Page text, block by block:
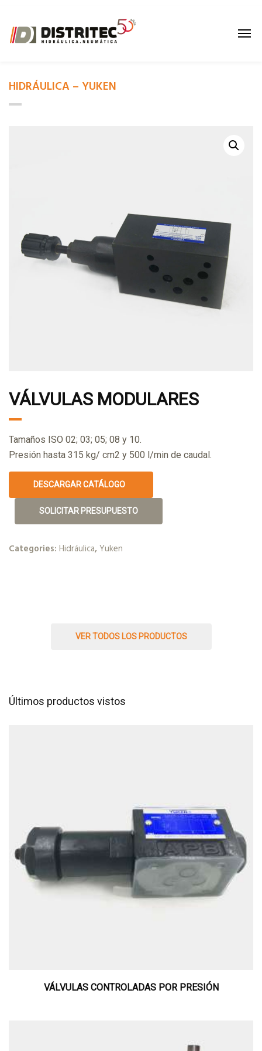
VÁLVULAS MODULARES
Tamaños ISO 02; 03; 05; 08 y 10.
Presión hasta 315 kg/ cm2 y 500 l/min de caudal.
DESCARGAR CATÁLOGO
SOLICITAR PRESUPUESTO
HIDRÁULICA – YUKEN
Categories: Hidráulica,Yuken
VER TODOS LOS PRODUCTOS
Últimos productos vistos
VÁLVULAS CONTROLADAS POR PRESIÓN